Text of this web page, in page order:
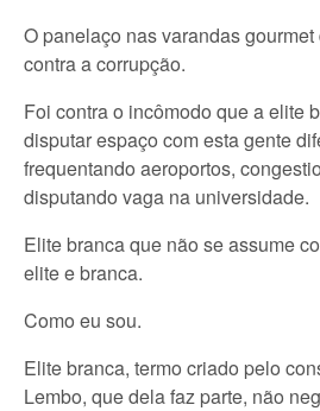
O panelaço nas varandas
contra a corrupção.
Foi contra o incômodo que a elite
disputar espaço com esta gente
frequentando aeroportos,
disputando vaga na universidade.
Elite branca que não se assume
elite e branca.
Como eu sou.
Elite branca, termo criado pelo
Lembo, que dela faz parte, não